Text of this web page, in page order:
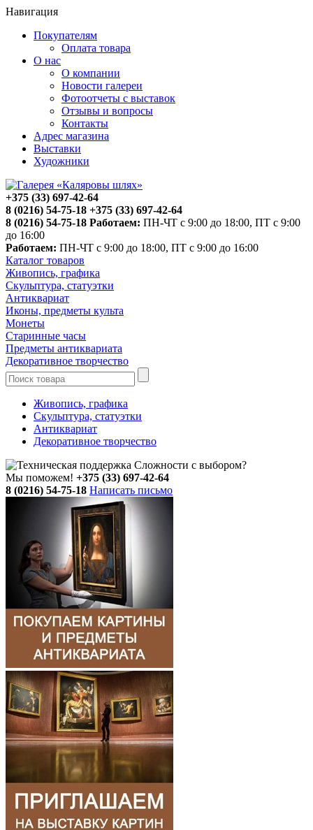
Навигация
Покупателям
Оплата товара
О нас
О компании
Новости галереи
Фотоотчеты с выставок
Отзывы и вопросы
Контакты
Адрес магазина
Выставки
Художники
+375 (33) 697-42-64
8 (0216) 54-75-18 +375 (33) 697-42-64
8 (0216) 54-75-18 Работаем: ПН-ЧТ с 9:00 до 18:00, ПТ с 9:00
до 16:00
Работаем: ПН-ЧТ с 9:00 до 18:00, ПТ с 9:00 до 16:00
Каталог товаров
Живопись, графика
Скульптура, статуэтки
Антиквариат
Иконы, предметы культа
Монеты
Старинные часы
Предметы антиквариата
Декоративное творчество
Живопись, графика
Скульптура, статуэтки
Антиквариат
Декоративное творчество
Сложности с выбором?
Мы поможем! +375 (33) 697-42-64
8 (0216) 54-75-18 Написать письмо